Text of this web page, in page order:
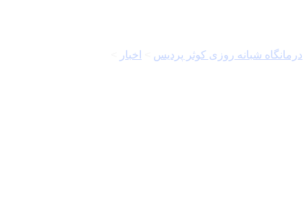
درمانگاه شبانه روزی کوثر پردیس اخبار